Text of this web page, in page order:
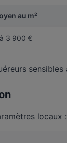
au m²
3 900 €
locaux :